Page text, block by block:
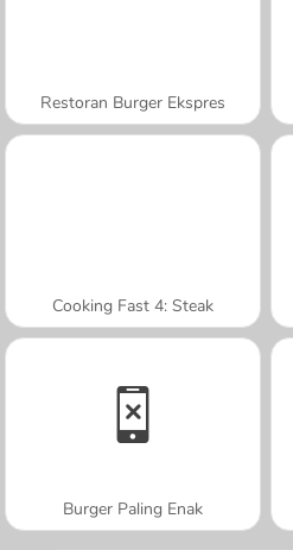
Restoran Burger Ekspres
Cooking Fast 4: Steak
Burger Paling Enak